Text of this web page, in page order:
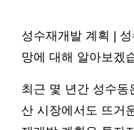
성수재개발 계획 |
망에 대해 알아보겠
최근 몇 년간 성수동
산 시장에서도 뜨거